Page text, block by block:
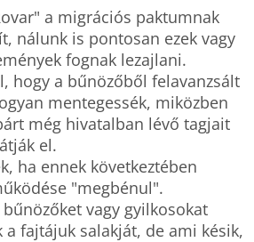
a migrációs paktumnak
nálunk is pontosan ezek vagy
fognak lezajlani.
hogy a bűnözőből felavanzsált
mentegessék, miközben
még hivatalban lévő tagjait
el.
ha ennek következtében
"megbénul".
vagy gyilkosokat
a fajtájuk salakját, de ami késik,